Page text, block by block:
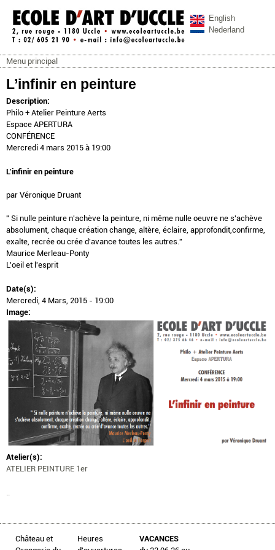
Aller au contenu principal
ecoleartuccle.be
English
Nederland
Menu principal
Menu principal
L’infinir en peinture
Description:
Philo + Atelier Peinture Aerts
Espace APERTURA
CONFÉRENCE
Mercredi 4 mars 2015 à 19:00
L’infinir en peinture
par Véronique Druant
" Si nulle peinture n'achève la peinture, ni même nulle oeuvre ne s'achève
absolument, chaque création change, altère, éclaire, approfondit,confirme,
exalte, recrée ou crée d'avance toutes les autres."
Maurice Merleau-Ponty
L'oeil et l'esprit
Date(s):
Mercredi, 4 Mars, 2015 - 19:00
Image:
Atelier(s):
ATELIER PEINTURE 1er
..
Château et
Heures
VACANCES